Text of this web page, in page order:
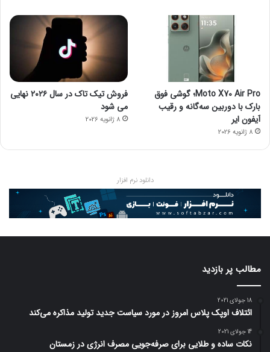
Moto X70 Air Pro؛ گوشی فوق
بارک با دوربین سه‌گانه و رقیب
آیفون ایر
8 ژانویه 2026
فروش تیک تاک در سال ۲۰۲۶ نهایی
می شود
8 ژانویه 2026
دانلود نرم افزار
مطالب پر بازدید
18 جولای 2021
ائتلاف اوپک پلاس امروز در مورد سیاست جدید تولید مذاکره می‌کند
14 جولای 2021
نکات ساده و طلایی برای صرفه‌جویی مصرف انرژی در زمستان